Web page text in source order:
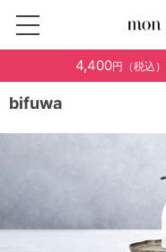
4,400円（税込）
bifuwa